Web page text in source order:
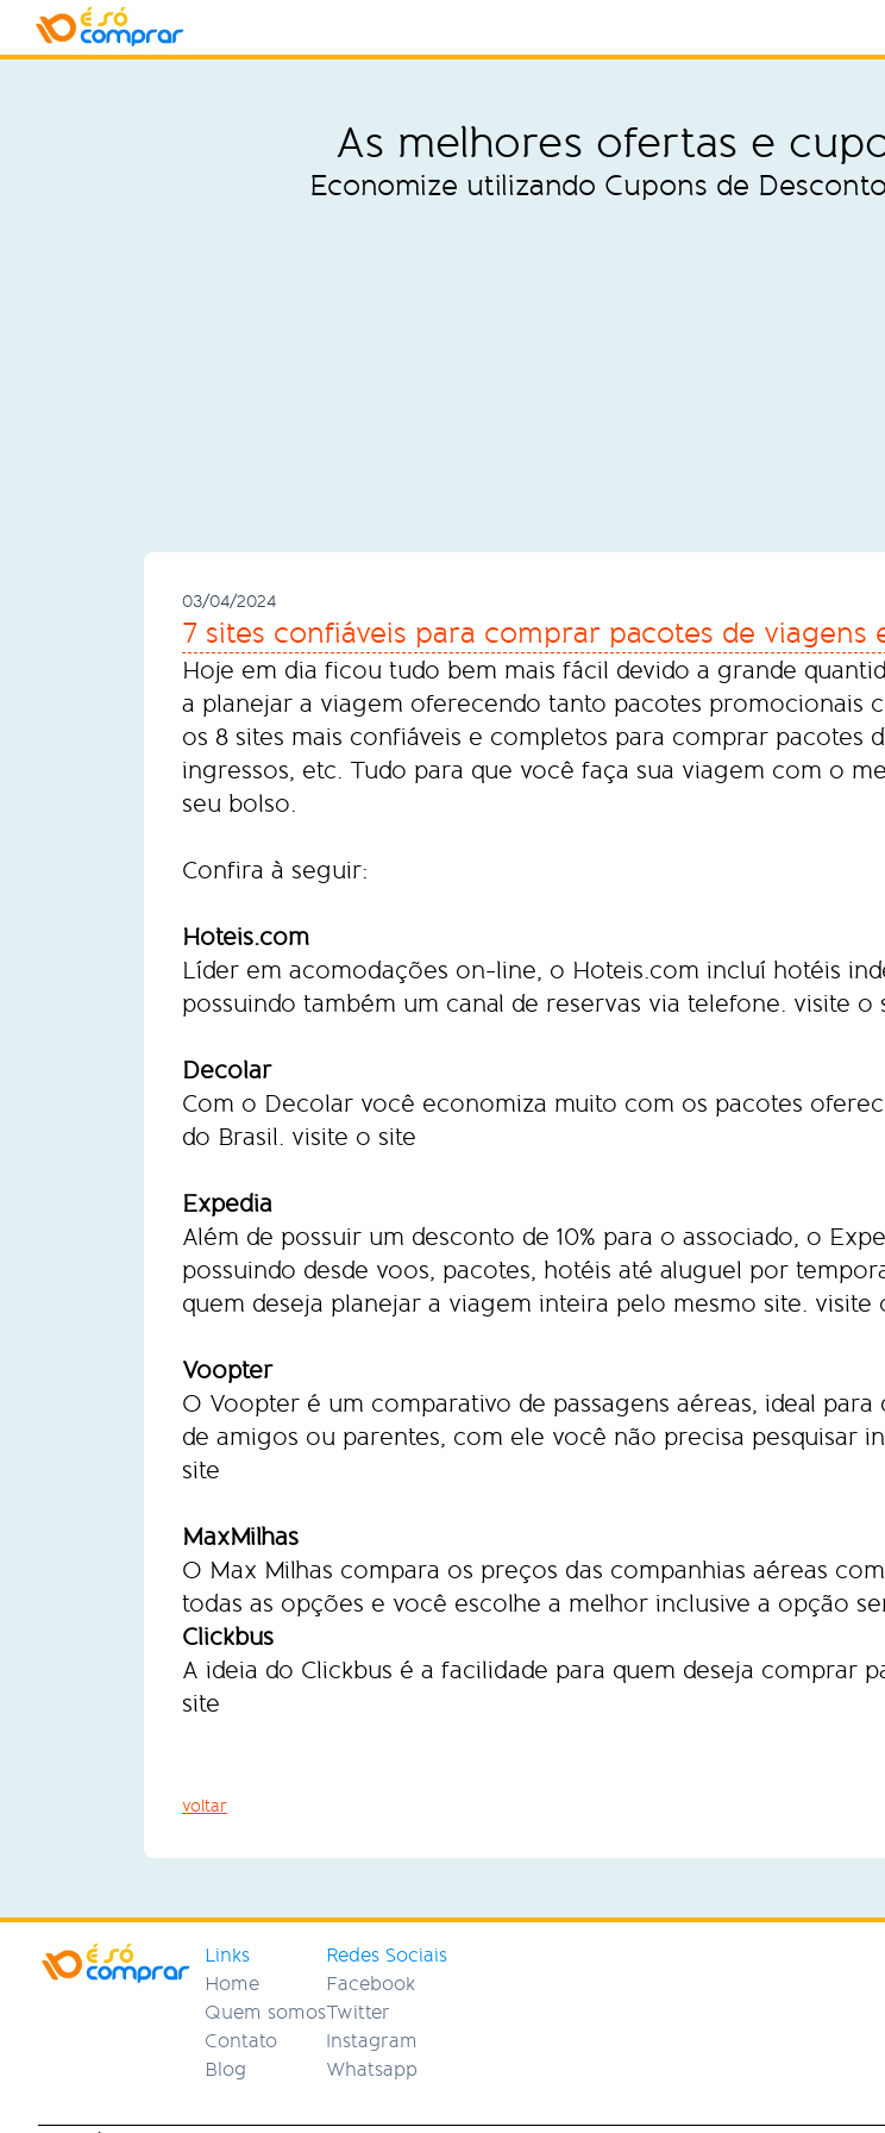
As melhores ofertas e
Economize utilizando Cupons de
03/04/2024
7 sites confiáveis para comprar pacotes de viagens
Hoje em dia ficou tudo bem mais fácil devido a grande
a planejar a viagem oferecendo tanto pacotes promocionais
os 8 sites mais confiáveis e completos para comprar pacotes
ingressos, etc. Tudo para que você faça sua viagem com o
seu bolso.
Confira à seguir:
Hoteis.com
Líder em acomodações on-line, o Hoteis.com incluí hotéis
possuindo também um canal de reservas via telefone. visite o
Decolar
Com o Decolar você economiza muito com os pacotes
do Brasil. visite o site
Expedia
Além de possuir um desconto de 10% para o associado, o
possuindo desde voos, pacotes, hotéis até aluguel por
quem deseja planejar a viagem inteira pelo mesmo site. visite
Voopter
O Voopter é um comparativo de passagens aéreas, ideal
de amigos ou parentes, com ele você não precisa pesquisar
site
MaxMilhas
O Max Milhas compara os preços das companhias aéreas
todas as opções e você escolhe a melhor inclusive a opção
Clickbus
A ideia do Clickbus é a facilidade para quem deseja comprar
site
voltar
Links
Home
Quem somos
Contato
Blog
Redes Sociais
Facebook
Twitter
Instagram
Whatsapp